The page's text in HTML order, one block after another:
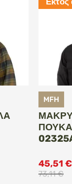
MFH
73,11 €
45,51 €